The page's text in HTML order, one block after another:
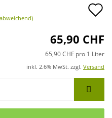
65,90 CHF
65,90 CHF pro 1 Liter
inkl. 2.6% MwSt. zzgl. Versand